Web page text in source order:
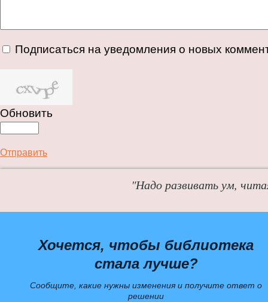
Подписаться на уведомления о новых
Обновить
Отправить
"Надо развивать ум,
Хочется, чтобы библиотека
стала лучше?
Сообщите, какие нужны изменения и получите ответ о
решении